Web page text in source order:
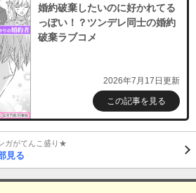
婚約破棄したいのに好かれてる
っぽい！？ツンデレ同士の婚約
破棄ラブコメ
2026年7月17日更新
この記事を見る
ガがてんこ盛り★
見る